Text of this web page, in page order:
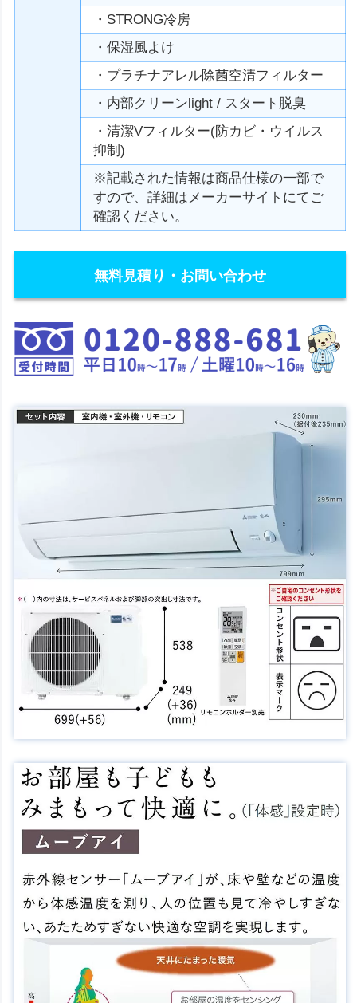
・STRONG冷房
・保湿風よけ
・プラチナアレル除菌空清フィルター
・内部クリーンlight / スタート脱臭
・清潔Vフィルター(防カビ・ウイルス
抑制)
※記載された情報は商品仕様の一部で
すので、詳細はメーカーサイトにてご
確認ください。
無料見積り・お問い合わせ